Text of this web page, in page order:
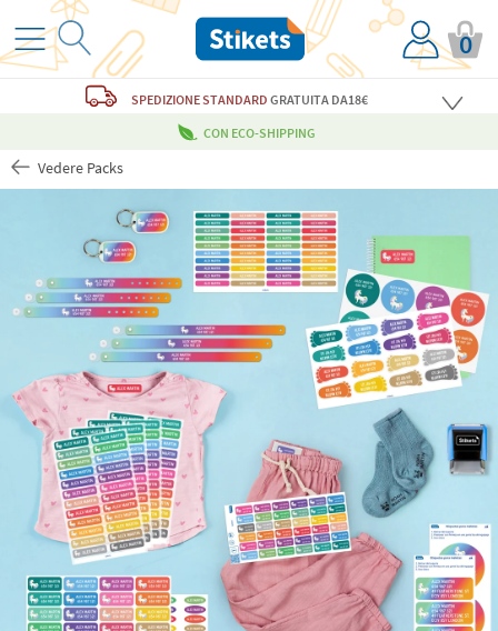
0
SPEDIZIONE STANDARD GRATUITADA18€
CON ECO-SHIPPING
Vedere Packs